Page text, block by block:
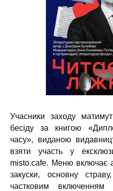
Учасники заходу
бесіду за книгою
часу», виданою
взяти участь у
misto.cafe. Меню включає
закуски, основну
частковим